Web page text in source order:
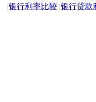
|银行利率比较 |银行贷款